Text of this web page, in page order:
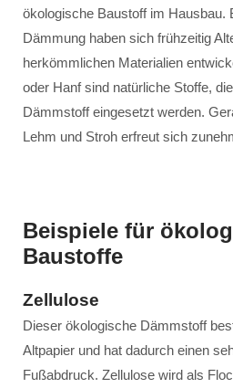
ökologische Baustoff im Hausbau.
Dämmung haben sich frühzeitig
herkömmlichen Materialien
oder Hanf sind natürliche Stoffe,
Dämmstoff eingesetzt werden.
Lehm und Stroh erfreut sich
Beispiele für
Baustoffe
Zellulose
Dieser ökologische Dämmstoff
Altpapier und hat dadurch einen
Fußabdruck. Zellulose wird als